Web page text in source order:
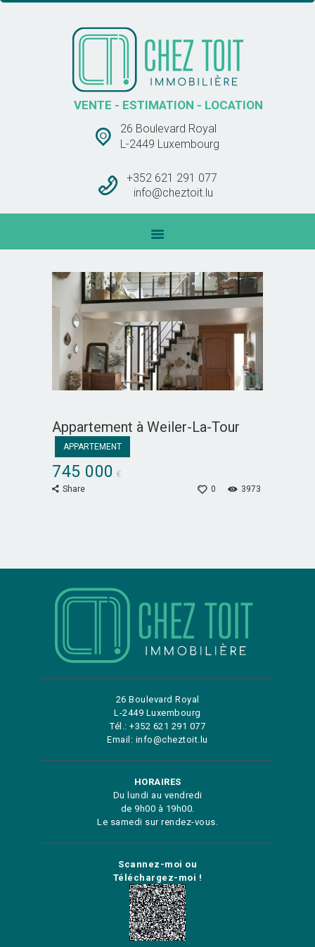
VENTE - ESTIMATION - LOCATION
26 Boulevard Royal
L-2449 Luxembourg
+352 621 291 077
info@cheztoit.lu
CHEZ TOIT IMMOBLIÈRE
VENTE – ESTIMATION – LOCATION
ACCUEIL
VENTES
LOCATIONS
COMMISSIONS
CONTACT
Appartement à Weiler-La-Tour
APPARTEMENT
745 000 €
3973
0
Share
26 Boulevard Royal
L-2449 Luxembourg
Tél.: +352 621 291 077
Email: info@cheztoit.lu
HORAIRES
Du lundi au vendredi
de 9h00 à 19h00.
Le samedi sur rendez-vous.
Scannez-moi ou
Téléchargez-moi !